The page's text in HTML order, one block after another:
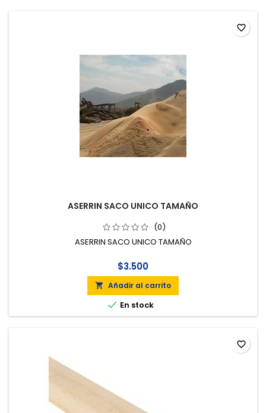
ASERRIN SACO UNICO TAMAÑO
(0)
ASERRIN SACO UNICO TAMAÑO
$3.500
 Añadir al carrito
 En stock
favorite_border
favorite_border